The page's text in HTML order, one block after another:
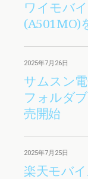
ワイモバ
(A501MO)
2025年7月26日
サムスン
フォルダ
売開始
2025年7月25日
楽天モバ